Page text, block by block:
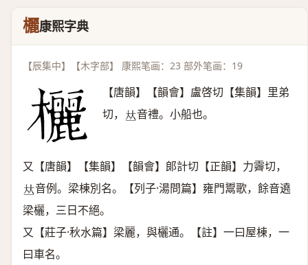
欐康熙字典
【辰集中】【木字部】 康熙笔画：23 部外笔画：19
【唐韻】【韻會】盧啓切【集韻】里弟
切， 𠀤音禮。小船也。
又【唐韻】【集韻】【韻會】郞計切【正韻】力霽切，
𠀤音例。梁棟別名。【列子·湯問篇】雍門鬻歌，餘音遶
梁欐，三日不絕。
又【莊子·秋水篇】梁麗，與欐通。【註】一曰屋棟，一
曰車名。